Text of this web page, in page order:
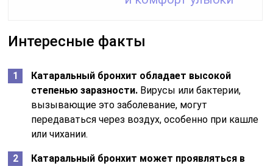
Интересные факты
Катаральный бронхит обладает высокой
степенью заразности. Вирусы или бактерии,
вызывающие это заболевание, могут
передаваться через воздух, особенно при кашле
или чихании.
Катаральный бронхит может проявляться в